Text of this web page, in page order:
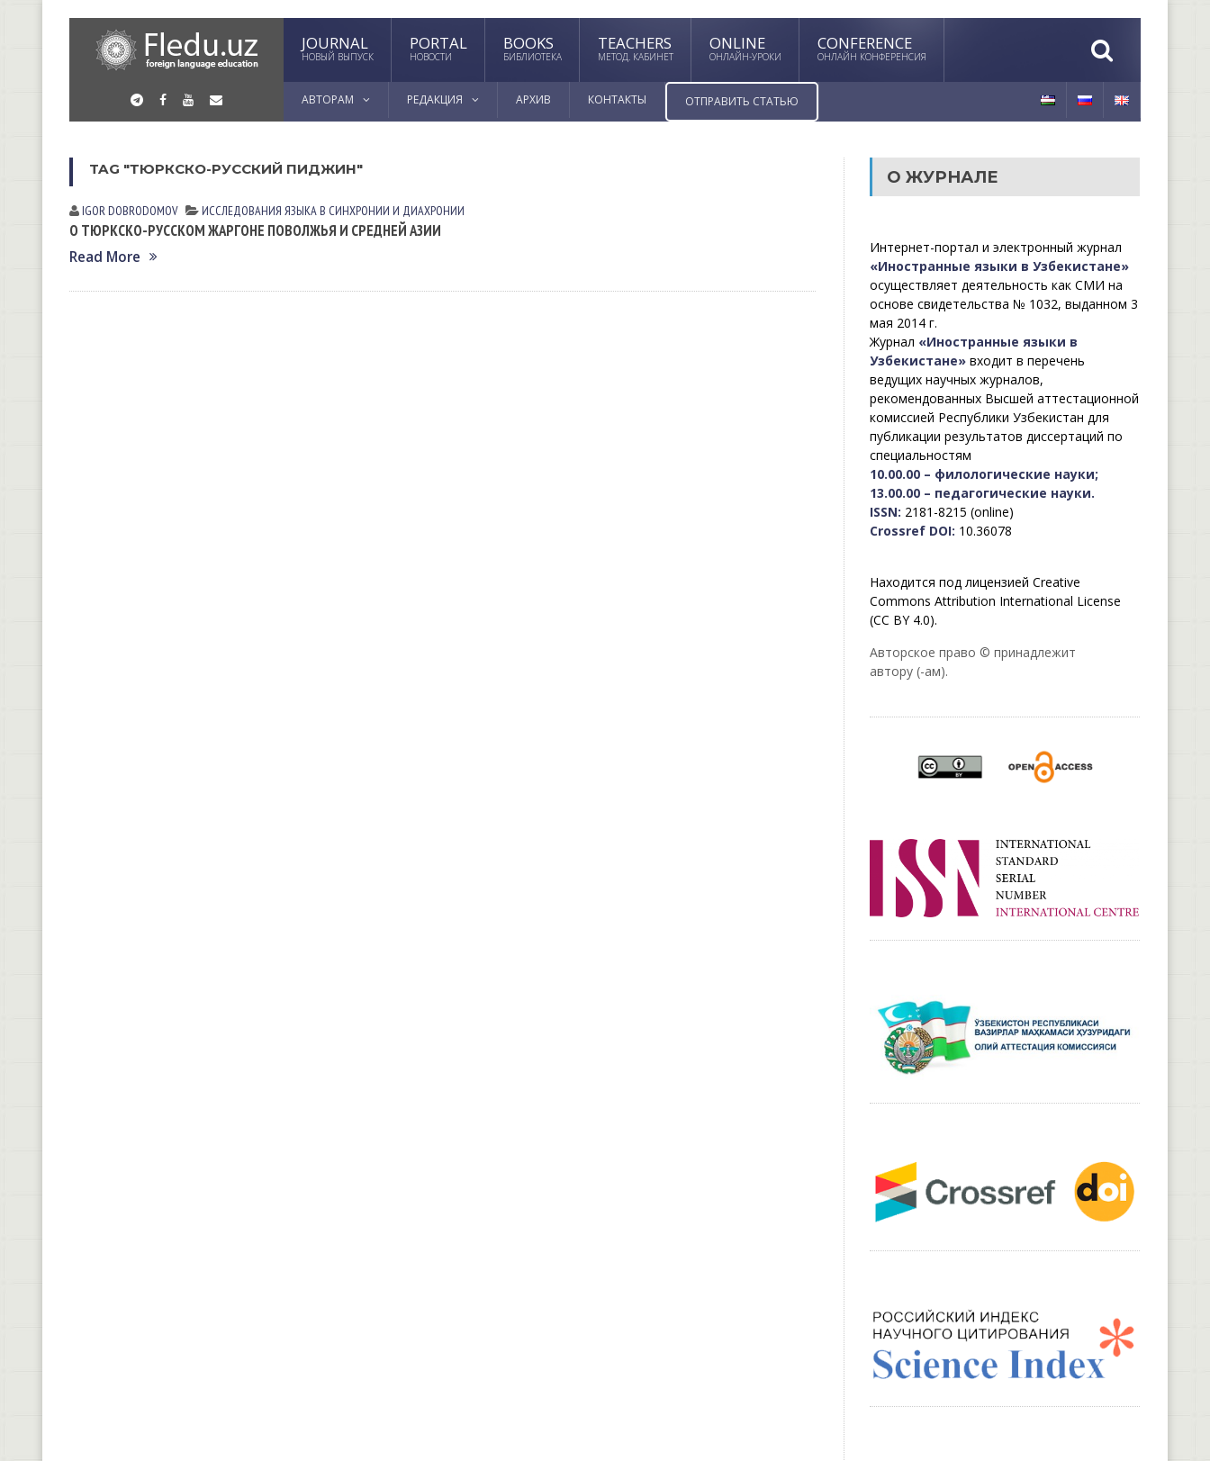
JOURNAL
НОВЫЙ ВЫПУСК
PORTAL
НОВОСТИ
BOOKS
БИБЛИОТЕКА
TEACHERS
МЕТОД. КАБИНЕТ
ONLINE
ОНЛАЙН-УРОКИ
CONFERENCE
ОНЛАЙН КОНФЕРЕНСИЯ
АВТОРАМ РЕДАКЦИЯ АРХИВ КОНТАКТЫ ОТПРАВИТЬ СТАТЬЮ
TAG "ТЮРКСКО-РУССКИЙ ПИДЖИН"
IGOR DOBRODOMOV ИССЛЕДОВАНИЯ ЯЗЫКА В СИНХРОНИИ И ДИАХРОНИИ
О ТЮРКСКО-РУССКОМ ЖАРГОНЕ ПОВОЛЖЬЯ И СРЕДНЕЙ АЗИИ
Read More
О ЖУРНАЛЕ
Интернет-портал и электронный журнал
«Иностранные языки в Узбекистане»
осуществляет деятельность как СМИ на
основе свидетельства № 1032, выданном 3
мая 2014 г.
Журнал «Иностранные языки в
Узбекистане»входит в перечень
ведущих научных журналов,
рекомендованных Высшей аттестационной
комиссией Республики Узбекистан для
публикации результатов диссертаций по
специальностям
10.00.00 – филологические науки;
13.00.00 – педагогические науки.
ISSN: 2181-8215 (online)
Crossref DOI: 10.36078
Находится под лицензией Creative
Commons Attribution International License
(CC BY 4.0).
Авторское право © принадлежит
автору (-ам).